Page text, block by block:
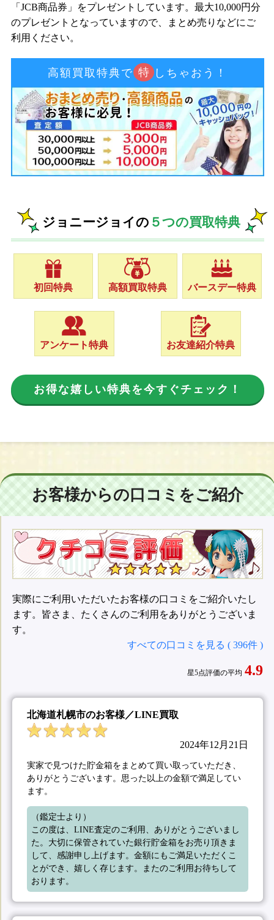
「JCB商品券」をプレゼントしています。最大10,000円分
のプレゼントとなっていますので、まとめ売りなどにご
利用ください。
高額買取特典で 特 しちゃおう！
ジョニージョイの ５つの買取特典
初回特典 高額買取特典 バースデー特典
アンケート特典 お友達紹介特典
お得な嬉しい特典を今すぐチェック！
お客様からの口コミをご紹介
実際にご利用いただいたお客様の口コミをご紹介いたし
ます。皆さま、たくさんのご利用をありがとうございま
す。
すべての口コミを見る ( 396件 )
星5点評価の平均 4.9
北海道札幌市のお客様／LINE買取
2024年12月21日
実家で見つけた貯金箱をまとめて買い取っていただき、
ありがとうございます。思った以上の金額で満足してい
ます。
（鑑定士より）
この度は、LINE査定のご利用、ありがとうございまし
た。大切に保管されていた銀行貯金箱をお売り頂きま
して、感謝申し上げます。金額にもご満足いただくこ
とができ、嬉しく存じます。またのご利用お待ちして
おります。